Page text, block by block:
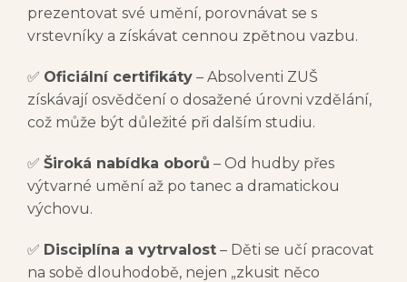
prezentovat své umění, porovnávat se s
vrstevníky a získávat cennou zpětnou vazbu.
✅ Oficiální certifikáty – Absolventi ZUŠ
získávají osvědčení o dosažené úrovni vzdělání,
což může být důležité při dalším studiu.
✅ Široká nabídka oborů – Od hudby přes
výtvarné umění až po tanec a dramatickou
výchovu.
✅ Disciplína a vytrvalost – Děti se učí pracovat
na sobě dlouhodobě, nejen „zkusit něco